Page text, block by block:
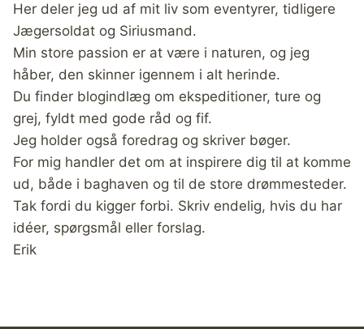
Her deler jeg ud af mit liv som eventyrer, tidligere
Jægersoldat og Siriusmand.
Min store passion er at være i naturen, og jeg
håber, den skinner igennem i alt herinde.
Du finder blogindlæg om ekspeditioner, ture og
grej, fyldt med gode råd og fif.
Jeg holder også foredrag og skriver bøger.
For mig handler det om at inspirere dig til at komme
ud, både i baghaven og til de store drømmesteder.
Tak fordi du kigger forbi. Skriv endelig, hvis du har
idéer, spørgsmål eller forslag.
Erik